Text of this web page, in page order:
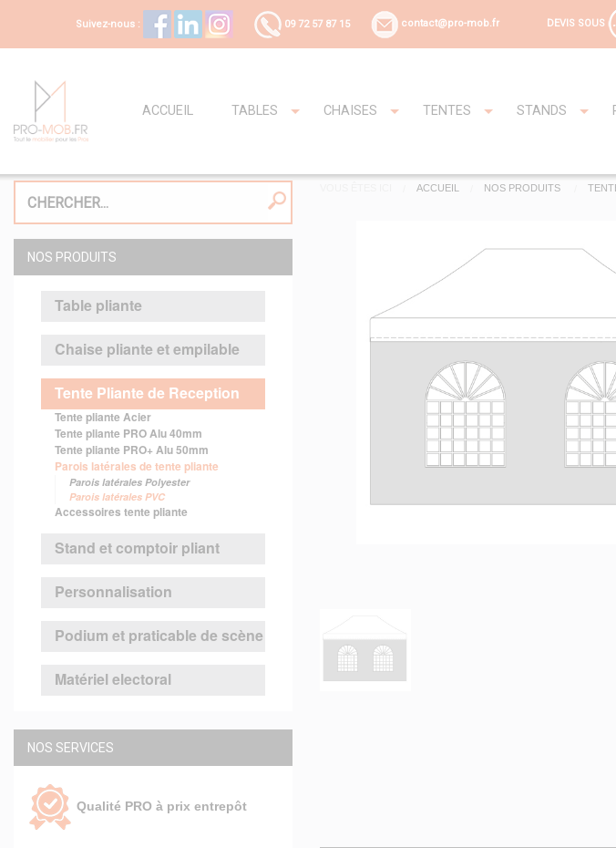
Suivez-nous : 09 72 57 87 15 contact@pro-mob.fr DEVIS SOUS
ACCUEIL TABLES CHAISES TENTES STANDS
NOS PRODUITS
Table pliante
Chaise pliante et empilable
Tente Pliante de Reception
Tente pliante Acier
Tente pliante PRO Alu 40mm
Tente pliante PRO+ Alu 50mm
Parois latérales de tente pliante
Parois latérales Polyester
Parois latérales PVC
Accessoires tente pliante
Stand et comptoir pliant
Personnalisation
Podium et praticable de scène
Matériel electoral
NOS SERVICES
Qualité PRO à prix entrepôt
ACCUEIL NOS PRODUITS